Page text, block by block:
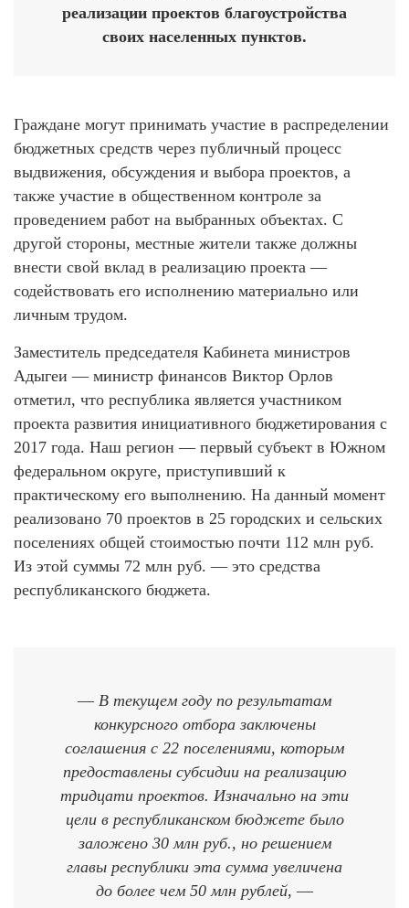
реализации проектов благоустройства
своих населенных пунктов.
Граждане могут принимать участие в распределении
бюджетных средств через публичный процесс
выдвижения, обсуждения и выбора проектов, а
также участие в общественном контроле за
проведением работ на выбранных объектах. С
другой стороны, местные жители также должны
внести свой вклад в реализацию проекта —
содействовать его исполнению материально или
личным трудом.
Заместитель председателя Кабинета министров
Адыгеи — министр финансов Виктор Орлов
отметил, что республика является участником
проекта развития инициативного бюджетирования с
2017 года. Наш регион — первый субъект в Южном
федеральном округе, приступивший к
практическому его выполнению. На данный момент
реализовано 70 проектов в 25 городских и сельских
поселениях общей стоимостью почти 112 млн руб.
Из этой суммы 72 млн руб. — это средства
республиканского бюджета.
— В текущем году по результатам
конкурсного отбора заключены
соглашения с 22 поселениями, которым
предоставлены субсидии на реализацию
тридцати проектов. Изначально на эти
цели в республиканском бюджете было
заложено 30 млн руб., но решением
главы республики эта сумма увеличена
до более чем 50 млн рублей, —